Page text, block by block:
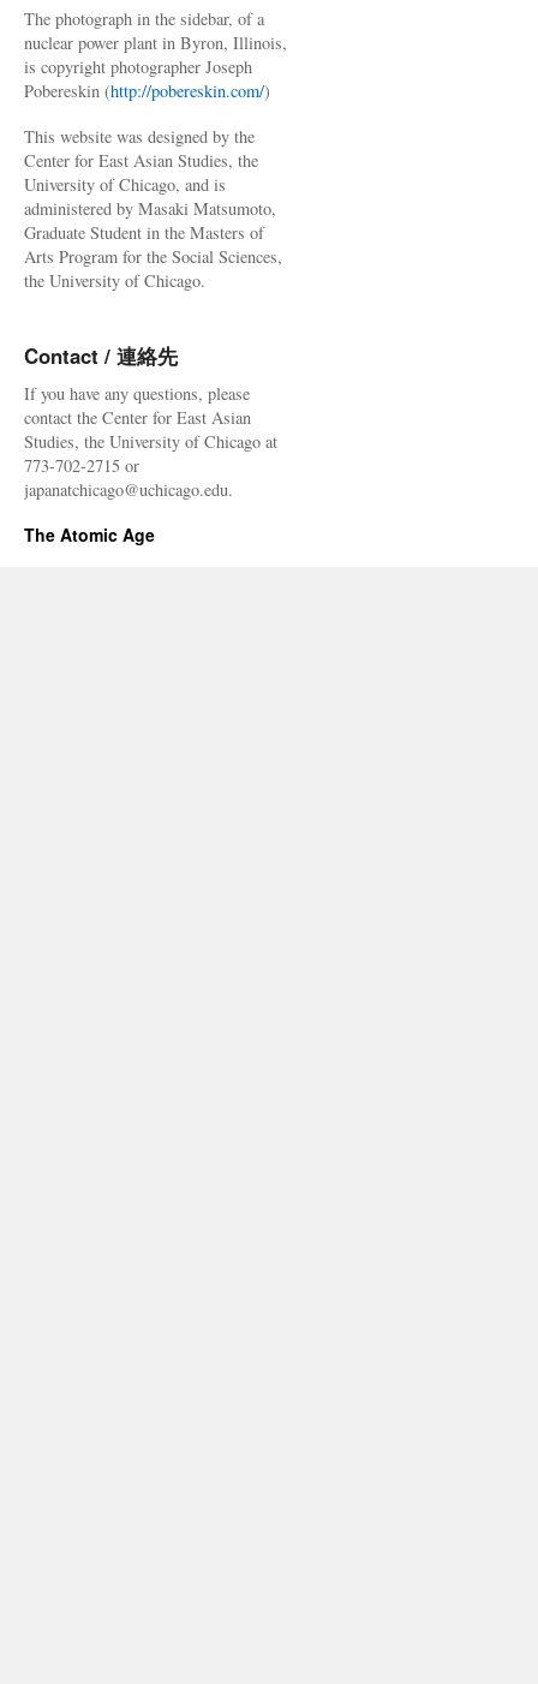
The photograph in the sidebar, of a
nuclear power plant in Byron, Illinois,
is copyright photographer Joseph
Pobereskin (http://pobereskin.com/)
This website was designed by the
Center for East Asian Studies, the
University of Chicago, and is
administered by Masaki Matsumoto,
Graduate Student in the Masters of
Arts Program for the Social Sciences,
the University of Chicago.
Contact / 連絡先
If you have any questions, please
contact the Center for East Asian
Studies, the University of Chicago at
773-702-2715 or
japanatchicago@uchicago.edu.
The Atomic Age